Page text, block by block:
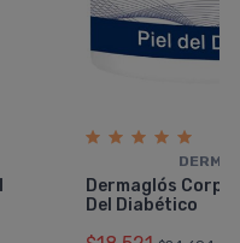
Dermaglós
Del Diabético